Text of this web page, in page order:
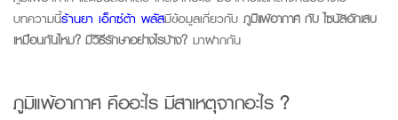
บทความนี้ร้านยา เอ็กซ์ต้า พลัสมีข้อมูลเกี่ยวกับ ภูมิแพ้อากาศ กับ ไซนัสอักเสบ
เหมือนกันไหม? มีวิธีรักษาอย่างไรบ้าง? มาฝากกัน
ภูมิแพ้อากาศ คืออะไร มีสาเหตุจากอะไร ?